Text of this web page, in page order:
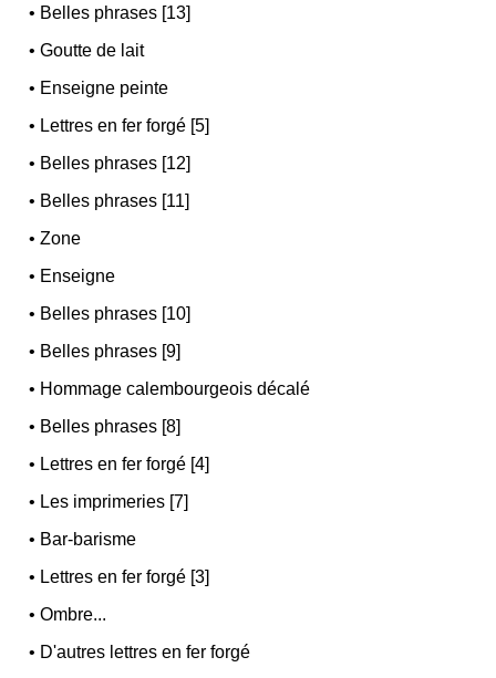
• Belles phrases [13]
•Goutte de lait
• Enseigne peinte
• Lettres en fer forgé [5]
• Belles phrases [12]
• Belles phrases [11]
•Zone
• Enseigne
• Belles phrases [10]
• Belles phrases [9]
• Hommage calembourgeois décalé
• Belles phrases [8]
• Lettres en fer forgé [4]
• Les imprimeries [7]
• Bar-barisme
• Lettres en fer forgé [3]
•Ombre...
• D'autres lettres en fer forgé